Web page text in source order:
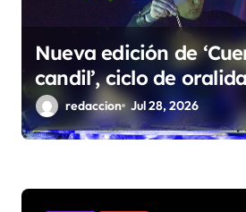
d
a
s
Nueva edición de
candil’, ciclo de
microrruralidad de la
redaccion Jul 28, 2026